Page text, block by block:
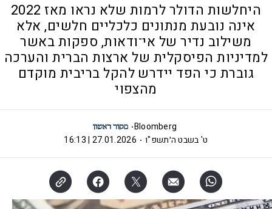
היחלשות הדולר לרמות שלא נראו מאז 2022
אינה נובעת מנתונים כלכליים חלשים, אלא
משילוב נדיר של אי־ודאות, ספקות באשר
למדיניות הפיסקלית של ארצות הברית והערכה
גוברת כי הפד יידרש להקל בריבית מוקדם
מהצפוי
Bloomberg
ט' בשבט ה׳תשפ"ו
27.01.2026 | 16:13